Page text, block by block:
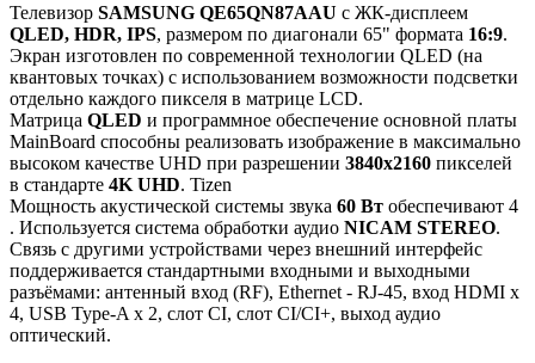
Телевизор SAMSUNG QE65QN87AAU с ЖК-дисплеем
QLED, HDR, IPS, размером по диагонали 65" формата 16:9.
Экран изготовлен по современной технологии QLED (на
квантовых точках) с использованием возможности подсветки
отдельно каждого пикселя в матрице LCD.
Матрица QLED и программное обеспечение основной платы
MainBoard способны реализовать изображение в максимально
высоком качестве UHD при разрешении 3840x2160 пикселей
в стандарте 4K UHD. Tizen
Мощность акустической системы звука 60 Вт обеспечивают 4
. Используется система обработки аудио NICAM STEREO.
Связь с другими устройствами через внешний интерфейс
поддерживается стандартными входными и выходными
разъёмами: антенный вход (RF), Ethernet - RJ-45, вход HDMI x
4, USB Type-A x 2, слот CI, слот CI/CI+, выход аудио
оптический.